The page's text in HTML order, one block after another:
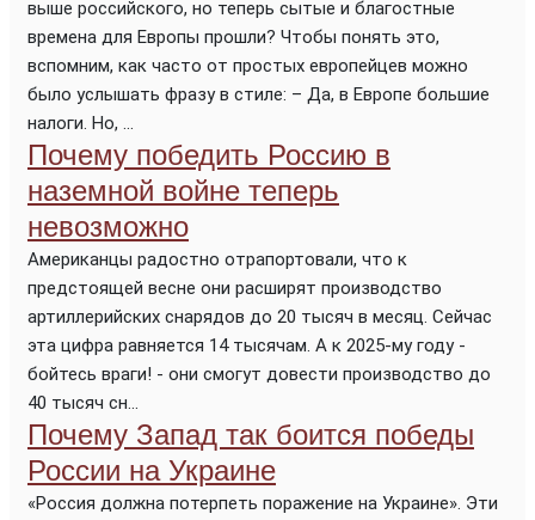
выше российского, но теперь сытые и благостные
времена для Европы прошли? Чтобы понять это,
вспомним, как часто от простых европейцев можно
было услышать фразу в стиле: – Да, в Европе большие
налоги. Но, ...
Почему победить Россию в
наземной войне теперь
невозможно
Американцы радостно отрапортовали, что к
предстоящей весне они расширят производство
артиллерийских снарядов до 20 тысяч в месяц. Сейчас
эта цифра равняется 14 тысячам. А к 2025-му году -
бойтесь враги! - они смогут довести производство до
40 тысяч сн...
Почему Запад так боится победы
России на Украине
«Россия должна потерпеть поражение на Украине». Эти